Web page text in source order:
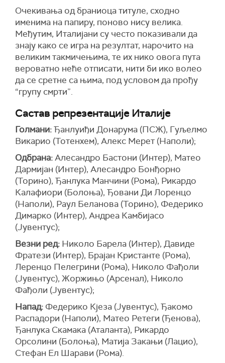
Очекивања од браниоца титуле, сходно
именима на папиру, поново нису велика.
Међутим, Италијани су често показивали да
знају како се игра на резултат, нарочито на
великим такмичењима, те их нико овога пута
вероватно неће отписати, нити би ико волео
да се сретне са њима, под условом да прођу
“групу смрти”.
Састав репрезентације Италије
Голмани:Ђанлуиђи Донарума (ПСЖ), Гуљелмо
Викарио (Тотенхем), Алекс Мерет (Наполи);
Одбрана:Алесандро Бастони (Интер), Матео
Дармијан (Интер), Алесандро Бонђорно
(Торино), Ђанлука Манчини (Рома), Рикардо
Калафиори (Болоња), Ђовани Ди Лоренцо
(Наполи), Раул Беланова (Торино), Федерико
Димарко (Интер), Андреа Камбијасо
(Јувентус);
Везни ред: Николо Барела (Интер), Давиде
Фратези (Интер), Брајан Кристанте (Рома),
Леренцо Пелегрини (Рома), Николо Фађоли
(Јувентус), Жоржињо (Арсенал), Николо
Фађоли (Јувентус);
Напад: Федерико Кјеза (Јувентус), Ђакомо
Распадори (Наполи), Матео Ретеги (Ђенова),
Ђанлука Скамака (Аталанта), Рикардо
Орсолини (Болоња), Матија Закањи (Лацио),
Стефан Ел Шарави (Рома).